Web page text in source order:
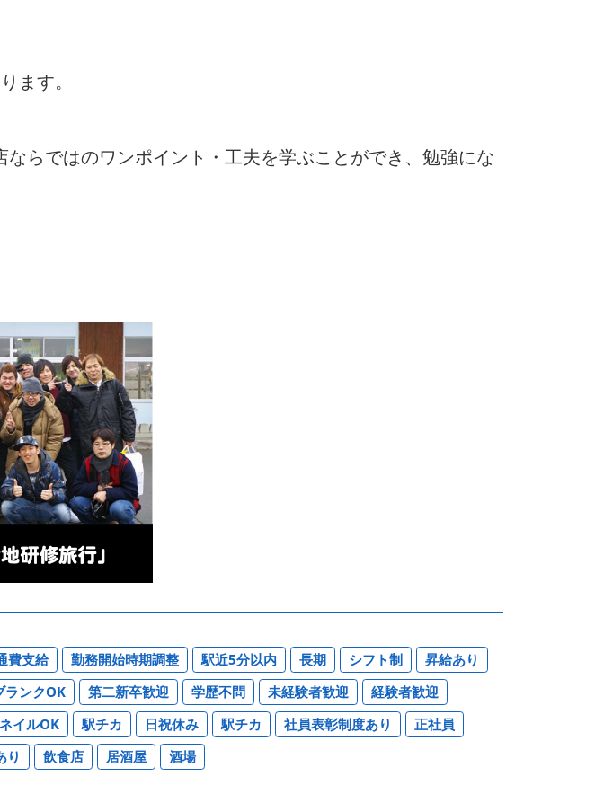
ます。
らではのワンポイント・工夫を学ぶことができ、勉強にな
費支給 勤務開始時期調整 駅近5分以内 長期 シフト制
昇給あり
ランクOK 第二新卒歓迎 学歴不問 未経験者歓迎
経験者歓迎
ネイルOK 駅チカ 日祝休み 駅チカ 社員表彰制度あり
正社員
り 飲食店 居酒屋 酒場